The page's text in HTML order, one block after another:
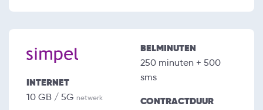
INTERNET
10 GB / 5G netwerk
BELMINUTEN
250 minuten + 500
sms
CONTRACTDUUR